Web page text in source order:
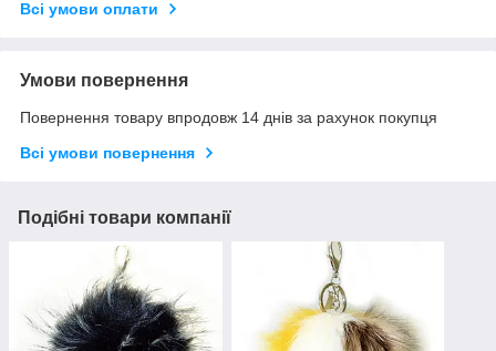
Всі умови оплати
Умови повернення
Повернення товару впродовж 14 днів за рахунок покупця
Всі умови повернення
Подібні товари компанії